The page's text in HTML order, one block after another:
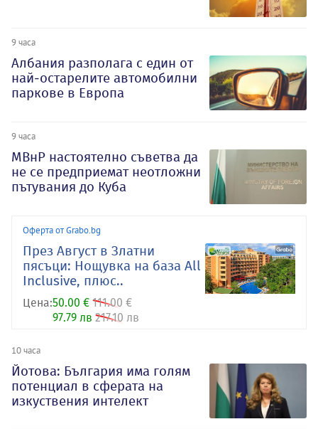
9 часа
Албания разполага с един от
най-остарелите автомобилни
паркове в Европа
9 часа
МВнР настоятелно съветва да
не се предприемат неотложни
пътувания до Куба
Оферта от Grabo.bg
През Август в Златни
пясъци: Нощувка на база All
Inclusive, плюс..
Цена:50.00 € 111.00 €
97.79 лв 217.10 лв
10 часа
Йотова: България има голям
потенциал в сферата на
изкуствения интелект